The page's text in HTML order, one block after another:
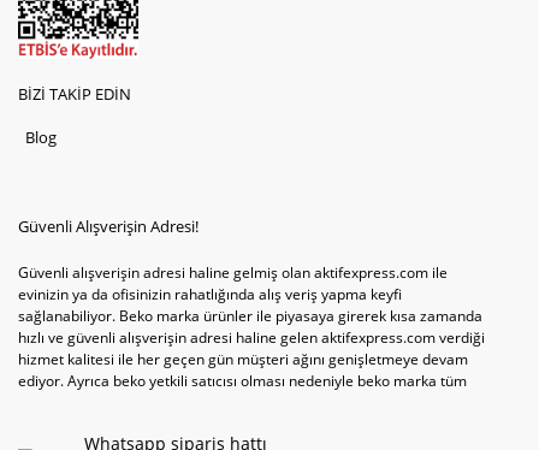
BİZİ TAKİP EDİN
Blog
Güvenli Alışverişin Adresi!
Güvenli alışverişin adresi haline gelmiş olan aktifexpress.com ile
evinizin ya da ofisinizin rahatlığında alış veriş yapma keyfi
sağlanabiliyor. Beko marka ürünler ile piyasaya girerek kısa zamanda
hızlı ve güvenli alışverişin adresi haline gelen aktifexpress.com verdiği
hizmet kalitesi ile her geçen gün müşteri ağını genişletmeye devam
ediyor. Ayrıca beko yetkili satıcısı olması nedeniyle beko marka tüm
televizyon ya da bulaşık makinesi değil aynı zamanda çamaşır makinesi
Whatsapp sipariş hattı